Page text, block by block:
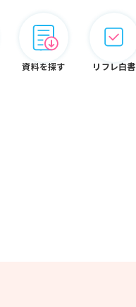
資料を探す リフレ白書